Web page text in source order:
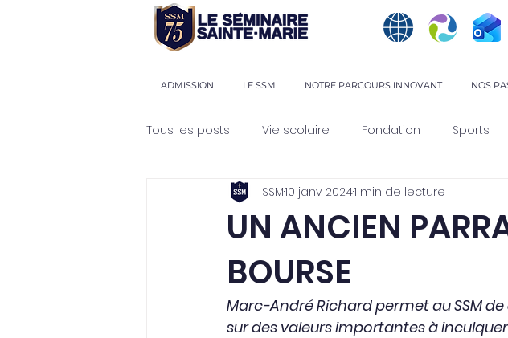
ADMISSION LE SSM NOTRE PARCOURS INNOVANT NOS
Tous les posts Vie scolaire Fondation Sports
UN ANCIEN
BOURSE
SSM10 janv. 20241 min de lecture
Marc-André Richard permet au SSM
sur des valeurs importantes à